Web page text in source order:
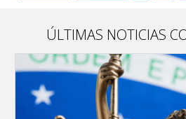
ÚLTIMAS NOTICIAS